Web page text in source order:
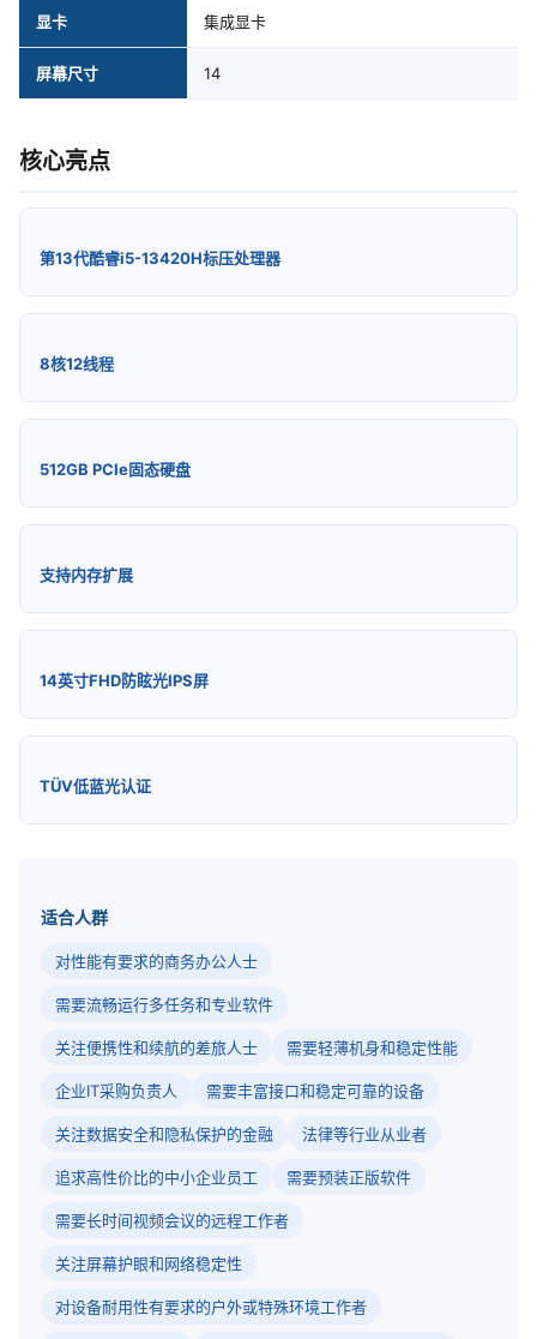
显卡 集成显卡
屏幕尺寸 14
核心亮点
第13代酷睿i5-13420H标压处理器
8核12线程
512GB PCIe固态硬盘
支持内存扩展
14英寸FHD防眩光IPS屏
TÜV低蓝光认证
适合人群
对性能有要求的商务办公人士
需要流畅运行多任务和专业软件
关注便携性和续航的差旅人士 需要轻薄机身和稳定性能
企业IT采购负责人 需要丰富接口和稳定可靠的设备
关注数据安全和隐私保护的金融 法律等行业从业者
追求高性价比的中小企业员工 需要预装正版软件
需要长时间视频会议的远程工作者
关注屏幕护眼和网络稳定性
对设备耐用性有要求的户外或特殊环境工作者